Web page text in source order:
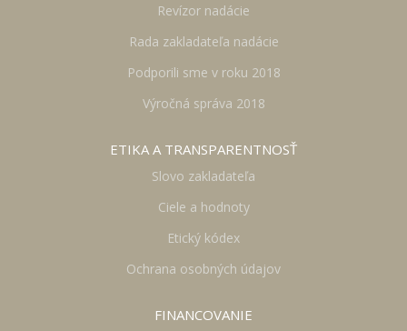
Revízor nadácie
Rada zakladateľa nadácie
Podporili sme v roku 2018
Výročná správa 2018
ETIKA A TRANSPARENTNOSŤ
Slovo zakladateľa
Ciele a hodnoty
Etický kódex
Ochrana osobných údajov
FINANCOVANIE